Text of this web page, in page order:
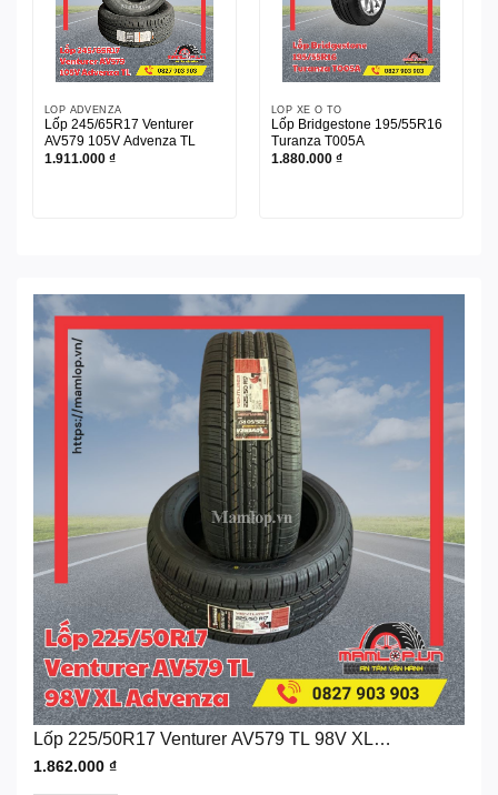
LỐP ADVENZA
Lốp 245/65R17 Venturer
AV579 105V Advenza TL
1.911.000 ₫
LỐP XE Ô TÔ
Lốp Bridgestone 195/55R16
Turanza T005A
1.880.000 ₫
Lốp 225/50R17 Venturer AV579 TL 98V XL
Advenza
1.862.000 ₫